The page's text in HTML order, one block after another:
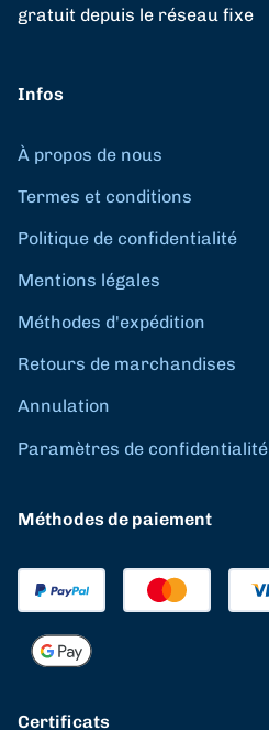
gratuit depuis le réseau fixe
Infos
À propos de nous
Termes et conditions
Politique de confidentialité
Mentions légales
Méthodes d'expédition
Retours de marchandises
Annulation
Paramètres de confidentialité
Méthodes de paiement
Certificats